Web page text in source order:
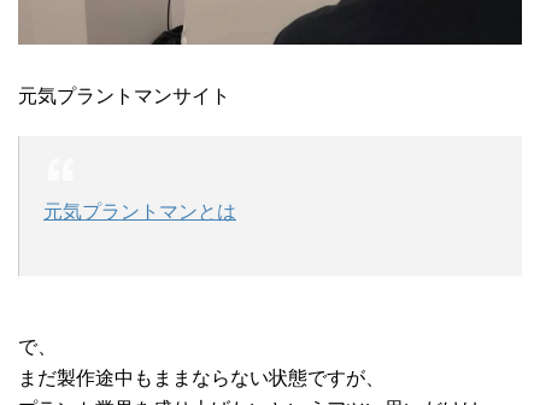
元気プラントマンサイト
元気プラントマンとは
で、
まだ製作途中もままならない状態ですが、